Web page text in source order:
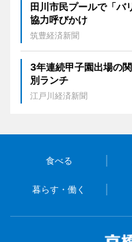
田川市民プールで「
協力呼びかけ
筑豊経済新聞
3年連続甲子園出場の
別ランチ
江戸川経済新聞
食べる
暮らす・働く